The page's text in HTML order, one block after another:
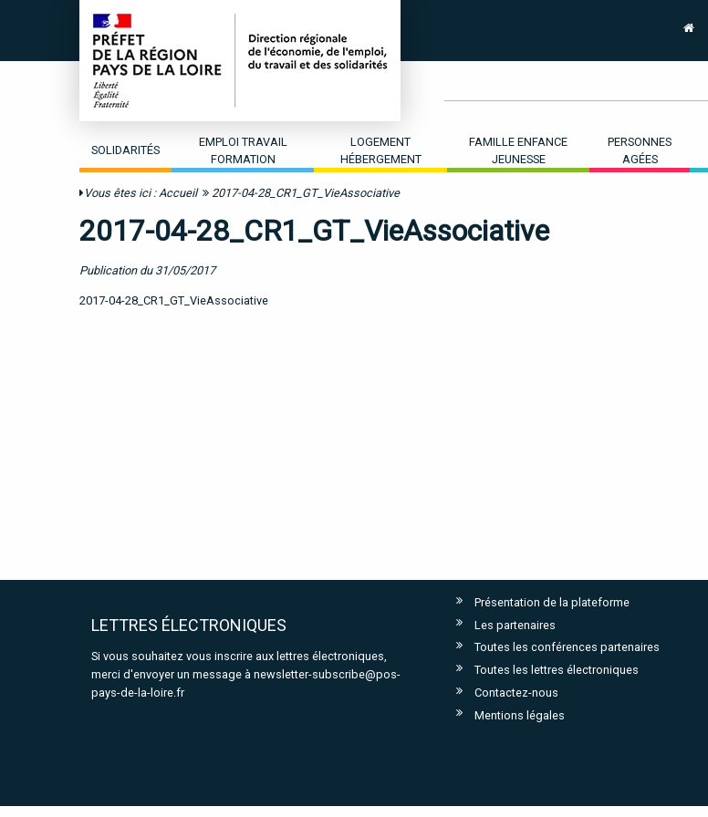
SOLIDARITÉS
EMPLOI TRAVAIL
FORMATION
LOGEMENT
HÉBERGEMENT
FAMILLE ENFANCE
JEUNESSE
PERSONNES
AGÉES
Vous êtes ici : Accueil 2017-04-28_CR1_GT_VieAssociative
2017-04-28_CR1_GT_VieAssociative
Publication du 31/05/2017
2017-04-28_CR1_GT_VieAssociative
LETTRES ÉLECTRONIQUES
Si vous souhaitez vous inscrire aux lettres électroniques,
merci d'envoyer un message à newsletter-subscribe@pos-
pays-de-la-loire.fr
Présentation de la plateforme
Les partenaires
Toutes les conférences partenaires
Toutes les lettres électroniques
Contactez-nous
Mentions légales